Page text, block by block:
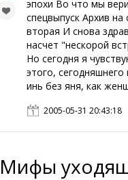
эпохи Во что мы
спецвыпуск Архив
вторая И снова
насчет "нескорой
Но сегодня я
этого,
инь без яня, как
2005-05-31 20:43:18
Мифы